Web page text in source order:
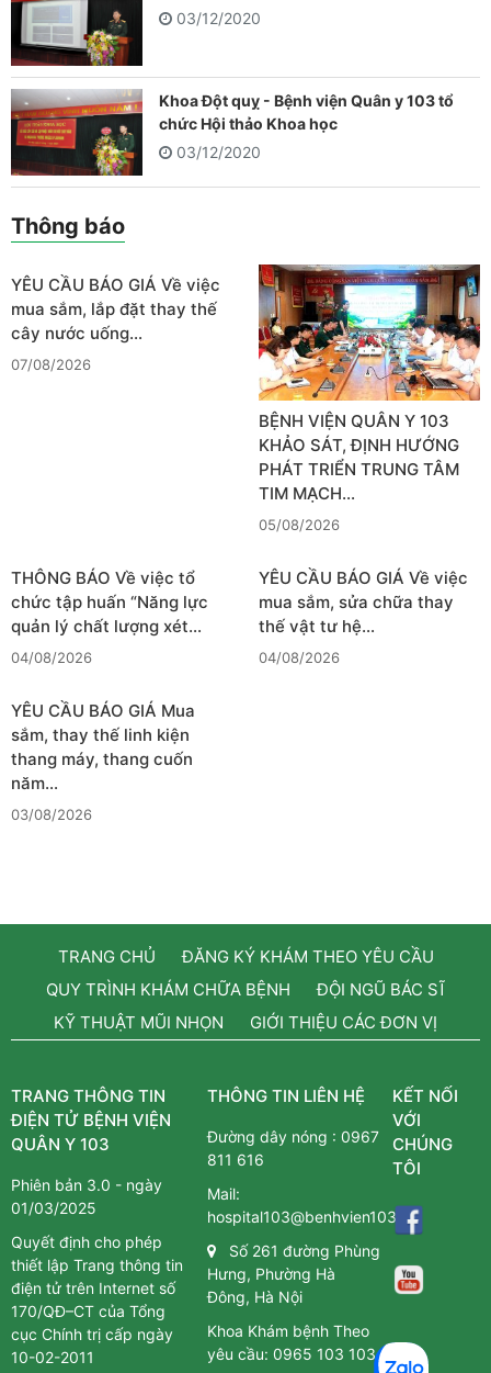
03/12/2020
Khoa Đột quỵ - Bệnh viện Quân y 103 tổ
chức Hội thảo Khoa học
03/12/2020
Thông báo
YÊU CẦU BÁO GIÁ Về việc
mua sắm, lắp đặt thay thế
cây nước uống…
07/08/2026
BỆNH VIỆN QUÂN Y 103
KHẢO SÁT, ĐỊNH HƯỚNG
PHÁT TRIỂN TRUNG TÂM
TIM MẠCH…
05/08/2026
THÔNG BÁO Về việc tổ
chức tập huấn “Năng lực
quản lý chất lượng xét…
04/08/2026
YÊU CẦU BÁO GIÁ Về việc
mua sắm, sửa chữa thay
thế vật tư hệ…
04/08/2026
YÊU CẦU BÁO GIÁ Mua
sắm, thay thế linh kiện
thang máy, thang cuốn
năm…
03/08/2026
TRANG CHỦ
ĐĂNG KÝ KHÁM THEO YÊU CẦU
QUY TRÌNH KHÁM CHỮA BỆNH
ĐỘI NGŨ BÁC SĨ
KỸ THUẬT MŨI NHỌN
GIỚI THIỆU CÁC ĐƠN VỊ
TRANG THÔNG TIN
ĐIỆN TỬ BỆNH VIỆN
QUÂN Y 103
Phiên bản 3.0 - ngày
01/03/2025
Quyết định cho phép
thiết lập Trang thông tin
điện tử trên Internet số
170/QĐ–CT của Tổng
cục Chính trị cấp ngày
10-02-2011
THÔNG TIN LIÊN HỆ
Đường dây nóng :0967
811 616
Mail:
hospital103@benhvien103.vn
Số 261 đường Phùng
Hưng, Phường Hà
Đông, Hà Nội
Khoa Khám bệnh Theo
yêu cầu:0965 103 103
KẾT NỐI
VỚI
CHÚNG
TÔI